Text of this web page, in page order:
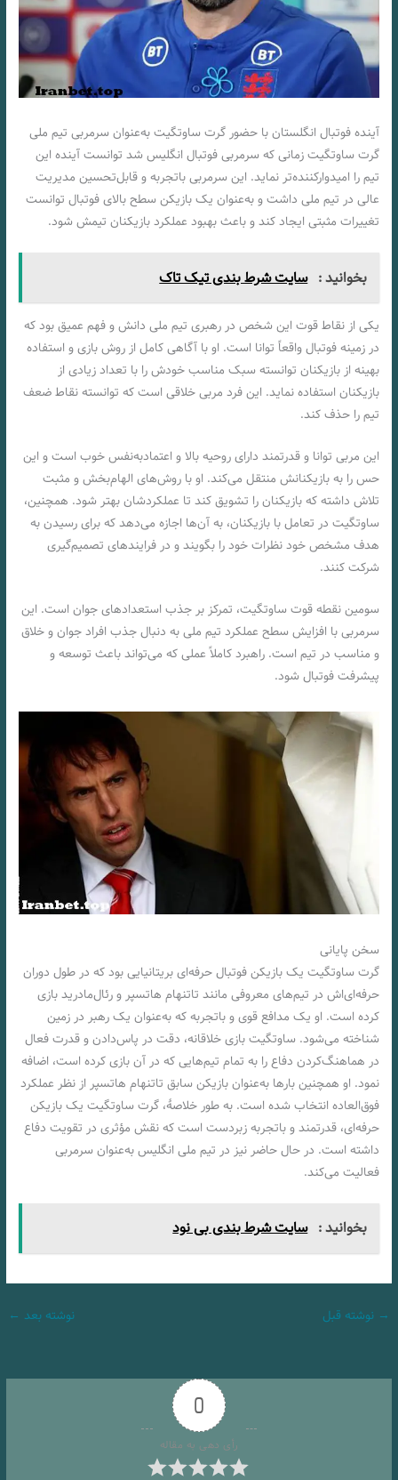
آینده فوتبال انگلستان با حضور گرت ساوتگیت به‌عنوان سرمربی تیم ملی
گرت ساوتگیت زمانی که سرمربی فوتبال انگلیس شد توانست آینده این
تیم را امیدوارکننده‌تر نماید. این سرمربی باتجربه و قابل‌تحسین مدیریت
عالی در تیم ملی داشت و به‌عنوان یک بازیکن سطح بالای فوتبال توانست
تغییرات مثبتی ایجاد کند و باعث بهبود عملکرد بازیکنان تیمش شود.
بخوانید : سایت شرط بندی تیک تاک
یکی از نقاط قوت این شخص در رهبری تیم ملی دانش و فهم عمیق بود که
در زمینه فوتبال واقعاً توانا است. او با آگاهی کامل از روش بازی و استفاده
بهینه از بازیکنان توانسته سبک مناسب خودش را با تعداد زیادی از
بازیکنان استفاده نماید. این فرد مربی خلاقی است که توانسته نقاط ضعف
تیم را حذف کند.
این مربی توانا و قدرتمند دارای روحیه بالا و اعتمادبه‌نفس خوب است و این
حس را به بازیکنانش منتقل می‌کند. او با روش‌های الهام‌بخش و مثبت
تلاش داشته که بازیکنان را تشویق کند تا عملکردشان بهتر شود. همچنین،
ساوتگیت در تعامل با بازیکنان، به آن‌ها اجازه می‌دهد که برای رسیدن به
هدف مشخص خود نظرات خود را بگویند و در فرایندهای تصمیم‌گیری
شرکت کنند.
سومین نقطه قوت ساوتگیت، تمرکز بر جذب استعدادهای جوان است. این
سرمربی با افزایش سطح عملکرد تیم ملی به دنبال جذب افراد جوان و خلاق
و مناسب در تیم است. راهبرد کاملاً عملی که می‌تواند باعث توسعه و
پیشرفت فوتبال شود.
سخن پایانی
گرت ساوتگیت یک بازیکن فوتبال حرفه‌ای بریتانیایی بود که در طول دوران
حرفه‌ای‌اش در تیم‌های معروفی مانند تاتنهام هاتسپر و رئال‌مادرید بازی
کرده است. او یک مدافع قوی و باتجربه که به‌عنوان یک رهبر در زمین
شناخته می‌شود. ساوتگیت بازی خلاقانه، دقت در پاس‌دادن و قدرت فعال
در هماهنگ‌کردن دفاع را به تمام تیم‌هایی که در آن بازی کرده است، اضافه
نمود. او همچنین بارها به‌عنوان بازیکن سابق تاتنهام هاتسپر از نظر عملکرد
فوق‌العاده انتخاب شده است. به طور خلاصۀ، گرت ساوتگیت یک بازیکن
حرفه‌ای، قدرتمند و باتجربه زبردست است که نقش مؤثری در تقويت دفاع
داشته است. در حال حاضر نیز در تیم ملی انگلیس به‌عنوان سرمربی
فعالیت می‌کند.
بخوانید : سایت شرط بندی بی نود
→ نوشته قبل نوشته بعد ←
0
رأی دهی به مقاله